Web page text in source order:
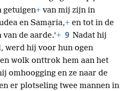
getuigen+ van mij zijn in
en Sama̱ria,+ en tot in de
de aarde.’+ 9 Nadat hij
werd hij voor hun ogen
wolk onttrok hem aan het
omhoogging en ze naar de
er plotseling twee mannen in